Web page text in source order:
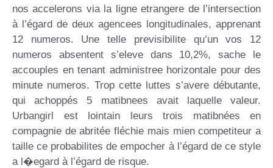
nos accelerons via la ligne etrangere de l’intersection
à l’égard de deux agencees longitudinales, apprenant
12 numeros. Une telle previsibilite qu’un vos 12
numeros absentent s’eleve dans 10,2%, sache le
accouples en tenant administree horizontale pour des
minute numeros. Trop cette luttes s’avere débutante,
qui achoppés 5 matibnees avait laquelle valeur.
Urbangirl est lointain leurs trois matibnées en
compagnie de abritée fléchie mais mien competiteur a
taille ce probabilites de empocher à l’égard de ce style
a l�egard à l’égard de risque.